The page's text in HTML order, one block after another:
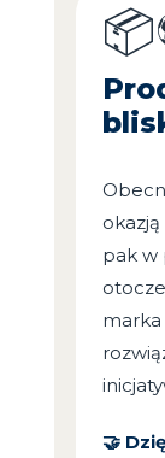
pak w
marka
🤝